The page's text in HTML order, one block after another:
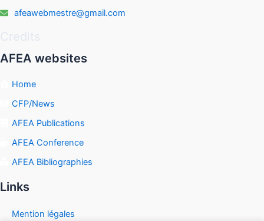
afeawebmestre@gmail.com
AFEA websites
Home
CFP/News
AFEA Publications
AFEA Conference
AFEA Bibliographies
Links
Mention légales